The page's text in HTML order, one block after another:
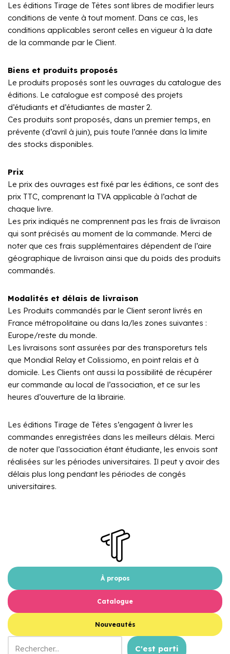
Les éditions Tirage de Têtes sont libres de modifier leurs
conditions de vente à tout moment. Dans ce cas, les
conditions applicables seront celles en vigueur à la date
de la commande par le Client.
Biens et produits proposés
Le produits proposés sont les ouvrages du catalogue des
éditions. Le catalogue est composé des projets
d’étudiants et d’étudiantes de master 2.
Ces produits sont proposés, dans un premier temps, en
prévente (d’avril à juin), puis toute l’année dans la limite
des stocks disponibles.
Prix
Le prix des ouvrages est fixé par les éditions, ce sont des
prix TTC, comprenant la TVA applicable à l’achat de
chaque livre.
Les prix indiqués ne comprennent pas les frais de livraison
qui sont précisés au moment de la commande. Merci de
noter que ces frais supplémentaires dépendent de l’aire
géographique de livraison ainsi que du poids des produits
commandés.
Modalités et délais de livraison
Les Produits commandés par le Client seront livrés en
France métropolitaine ou dans la/les zones suivantes :
Europe/reste du monde.
Les livraisons sont assurées par des transporeturs tels
que Mondial Relay et Colissiomo, en point relais et à
domicile. Les Clients ont aussi la possibilité de récupérer
eur commande au local de l’association, et ce sur les
heures d’ouverture de la librairie.
Les éditions Tirage de Têtes s’engagent à livrer les
commandes enregistrées dans les meilleurs délais. Merci
de noter que l’association étant étudiante, les envois sont
réalisées sur les périodes universitaires. Il peut y avoir des
délais plus long pendant les périodes de congés
universitaires.
À propos
Catalogue
Nouveautés
C'est parti